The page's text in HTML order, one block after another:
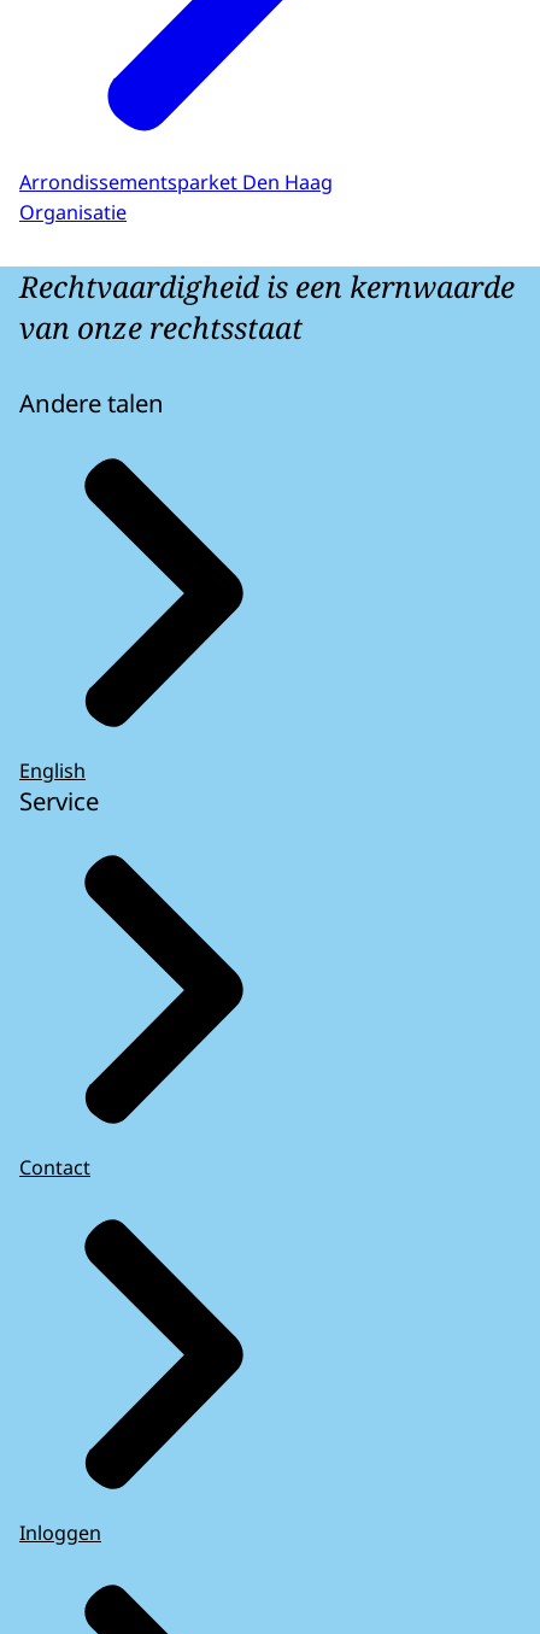
Arrondissementsparket Den Haag
Organisatie
Rechtvaardigheid is een kernwaarde
van onze rechtsstaat
Andere talen
English
Service
Contact
Inloggen